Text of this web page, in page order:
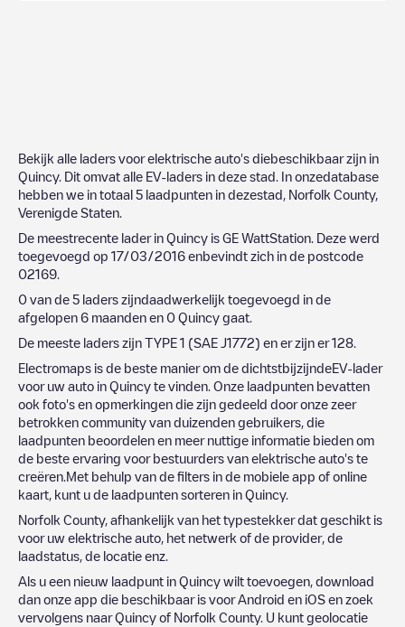
Bekijk alle laders voor elektrische auto's diebeschikbaar zijn in
Quincy. Dit omvat alle EV-laders in deze stad. In onzedatabase
hebben we in totaal 5 laadpunten in dezestad, Norfolk County,
Verenigde Staten
De meestrecente lader in Quincy is GE WattStation . Deze werd
toegevoegd op 17/03/2016 enbevindt zich in de postcode
02169
0 van de 5 laders zijndaadwerkelijk toegevoegd in de
afgelopen 6 maanden en 0 Quincy gaat.
De meeste laders zijn TYPE 1 (SAE J1772) en er zijn er128
Electromaps is de beste manier om de dichtstbijzijndeEV-lader
voor uw auto in Quincy te vinden. Onze laadpunten bevatten
ook foto's en opmerkingen die zijn gedeeld door onze zeer
betrokken community van duizenden gebruikers, die
laadpunten beoordelen en meer nuttige informatie bieden om
de beste ervaring voor bestuurders van elektrische auto's te
creëren.Met behulp van de filters in de mobiele app of online
kaart, kunt u de laadpunten sorteren in Quincy.
Norfolk County, afhankelijk van het typestekker dat geschikt is
voor uw elektrische auto, het netwerk of de provider, de
laadstatus, de locatie enz.
Als u een nieuw laadpunt in Quincy wilt toevoegen, download
dan onze app die beschikbaar is voor Android en iOS en zoek
vervolgens naarQuincy of Norfolk County. U kunt geolocatie